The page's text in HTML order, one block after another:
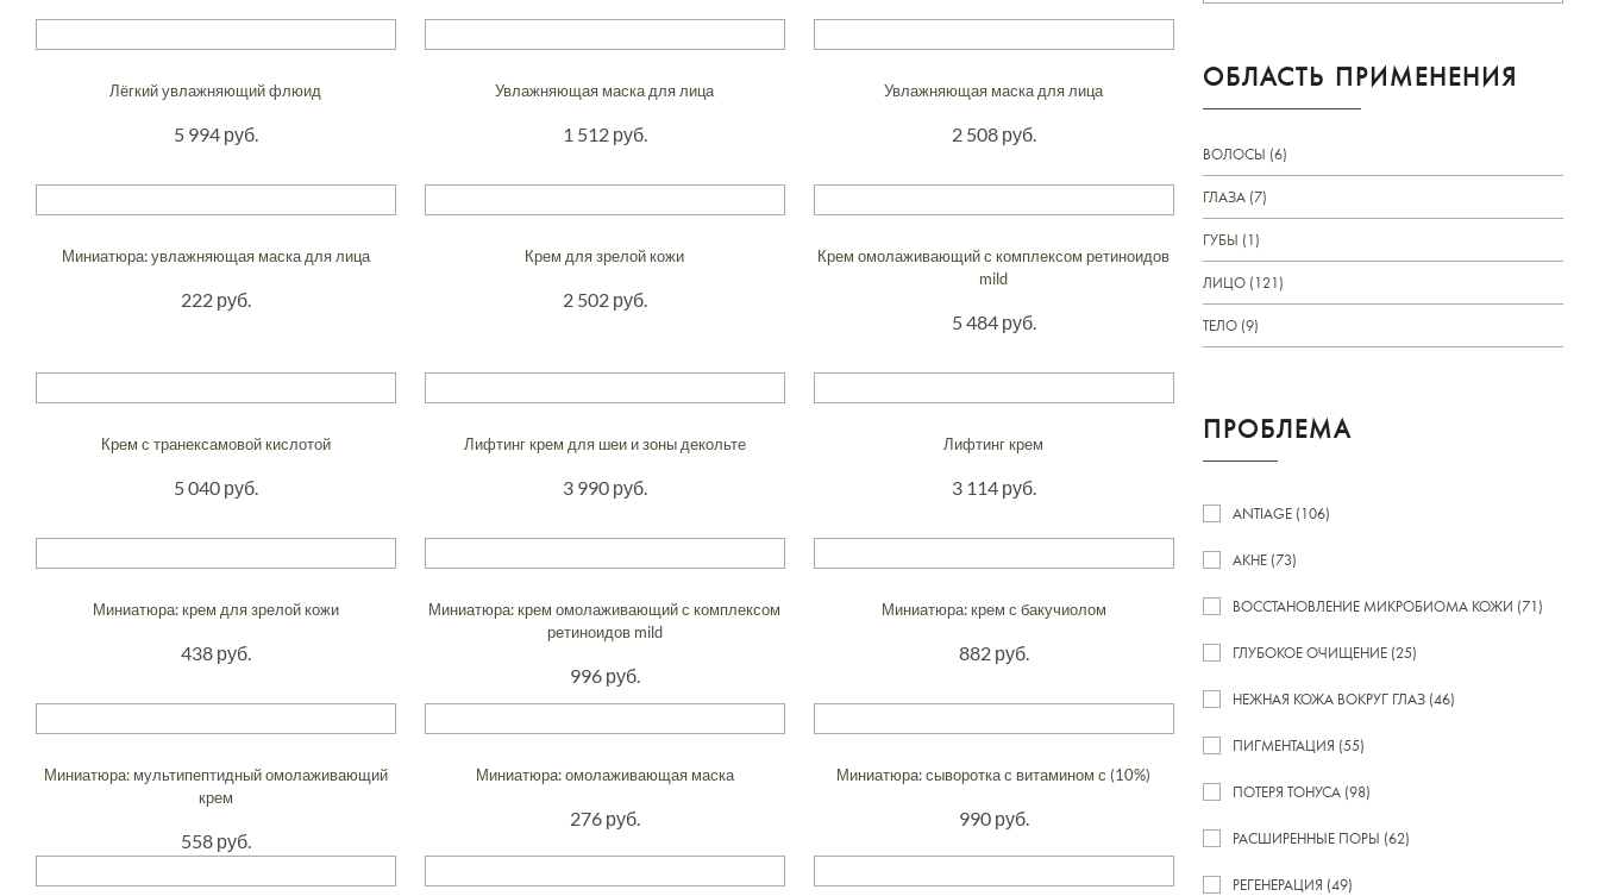
Лёгкий увлажняющий флюид
5 994 руб.
Увлажняющая маска для лица
1 512 руб.
Увлажняющая маска для лица
2 508 руб.
Миниатюра: увлажняющая маска для лица
222 руб.
Крем для зрелой кожи
2 502 руб.
Крем омолаживающий с комплексом ретиноидов
mild
5 484 руб.
Крем с транексамовой кислотой
5 040 руб.
Лифтинг крем для шеи и зоны декольте
3 990 руб.
Лифтинг крем
3 114 руб.
Миниатюра: крем для зрелой кожи
438 руб.
Миниатюра: крем омолаживающий с комплексом
ретиноидов mild
996 руб.
Миниатюра: крем с бакучиолом
882 руб.
Миниатюра: мультипептидный омолаживающий
крем
558 руб.
Миниатюра: омолаживающая маска
276 руб.
Миниатюра: сыворотка с витамином с (10%)
990 руб.
ОБЛАСТЬ ПРИМЕНЕНИЯ
ВОЛОСЫ (6)
ГЛАЗА (7)
ГУБЫ (1)
ЛИЦО (121)
ТЕЛО (9)
ПРОБЛЕМА
ANTIAGE (106)
АКНЕ (73)
ВОССТАНОВЛЕНИЕ МИКРОБИОМА КОЖИ (71)
ГЛУБОКОЕ ОЧИЩЕНИЕ (25)
НЕЖНАЯ КОЖА ВОКРУГ ГЛАЗ (46)
ПИГМЕНТАЦИЯ (55)
ПОТЕРЯ ТОНУСА (98)
РАСШИРЕННЫЕ ПОРЫ (62)
РЕГЕНЕРАЦИЯ (49)